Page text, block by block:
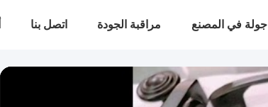
جولة في المصنع مراقبة الجودة اتصل بنا